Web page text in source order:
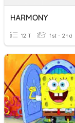
HARMONY
12 T 1st - 2nd